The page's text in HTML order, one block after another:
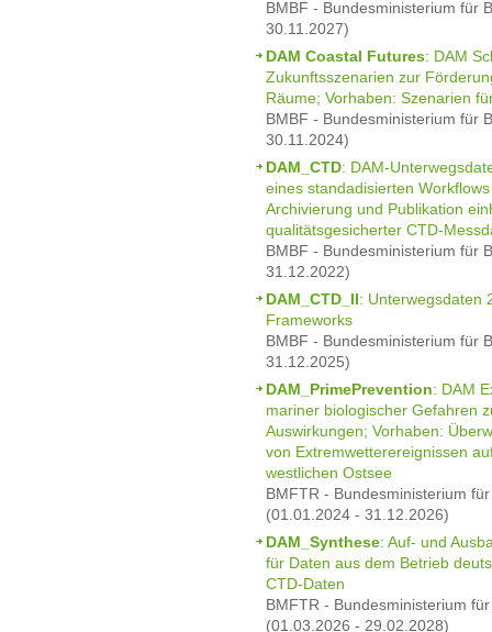
BMBF - Bundesministerium für
30.11.2027)
DAM Coastal Futures: DAM
Zukunftsszenarien zur
Räume; Vorhaben: Szenarien
BMBF - Bundesministerium für
30.11.2024)
DAM_CTD: DAM-
eines standadisierten
Archivierung und Publikation
qualitätsgesicherter CTD-
BMBF - Bundesministerium für
31.12.2022)
DAM_CTD_II: Unterwegsdaten
Frameworks
BMBF - Bundesministerium für
31.12.2025)
DAM_PrimePrevention: DAM
mariner biologischer Gefahren
Auswirkungen; Vorhaben:
von Extremwetterereignissen
westlichen Ostsee
BMFTR - Bundesministerium
(01.01.2024 - 31.12.2026)
DAM_Synthese: Auf- und
für Daten aus dem Betrieb
CTD-Daten
BMFTR - Bundesministerium
(01.03.2026 - 29.02.2028)